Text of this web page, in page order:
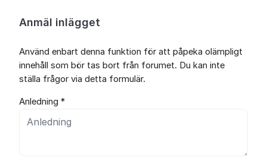
Anmäl inlägget
Använd enbart denna funktion för att påpeka olämpligt
innehåll som bör tas bort från forumet. Du kan inte
ställa frågor via detta formulär.
Anledning *